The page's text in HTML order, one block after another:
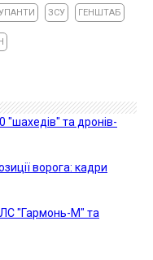
ЗСУ ГЕНШТАБ
"шахедів" та дронів-
ворога: кадри
"Гармонь-М" та